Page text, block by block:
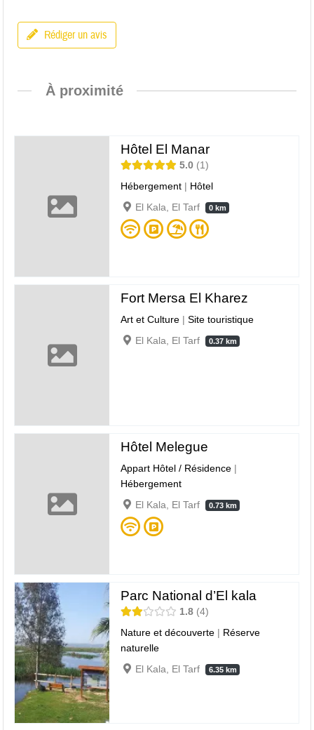
Rédiger un avis
À proximité
Hôtel El Manar
5.0
1
Hébergement | Hôtel
El Kala, El Tarf
0 km
Fort Mersa El Kharez
Art et Culture |Site touristique
El Kala, El Tarf
0.37 km
Hôtel Melegue
Appart Hôtel / Résidence |
Hébergement
El Kala, El Tarf
0.73 km
Parc National d’El kala
1.8 4
Nature et découverte | Réserve
naturelle
El Kala, El Tarf
6.35 km